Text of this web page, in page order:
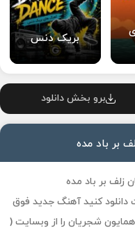
بریک دنس
برو بخش دانلود
بر باد مده
زلف بر باد مده
کنید آهنگ جدید فوق
همایون شجریان را از وبسایت (